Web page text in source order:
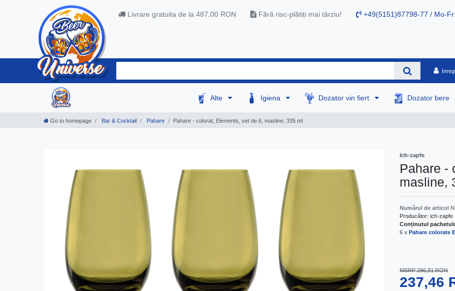
Livrare gratuita de la 487,00 RON Fără risc-plătiți mai târziu! +49(5151)87798-77 / Mo-
Alte Igiena Dozator vin fiert Dozator bere
Go to homepage Bar & Cocktail Pahare Pahare - colorat, Elements, set de 6, masline, 335 ml
Ich-zapfe
Pahare -
masline,
Numărul de articol
Producător: ich-zapfe
Conținutul
6 x Pahare colorate
MSRP 296,81 RON
237,46